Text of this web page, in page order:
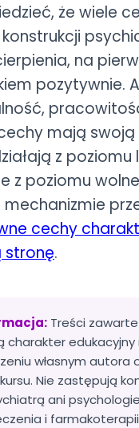
że wiele
na
pozytywnie.
mają
z poziomu
z poziomu
cechy
stronę.
Treści
charakter
własnym autora
Nie zastępują
ani
i